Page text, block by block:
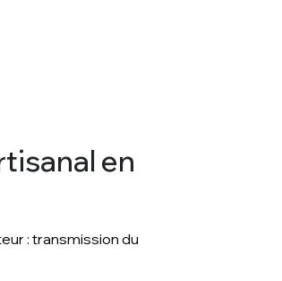
en
: transmission du